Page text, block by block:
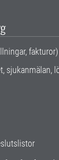
fakturor)
sjukanmälan,